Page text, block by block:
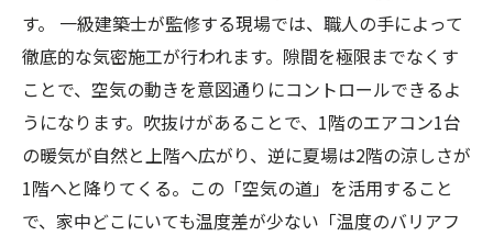
す。 一級建築士が監修する現場では、職人の手によって
徹底的な気密施工が行われます。隙間を極限までなくす
ことで、空気の動きを意図通りにコントロールできるよ
うになります。吹抜けがあることで、1階のエアコン1台
の暖気が自然と上階へ広がり、逆に夏場は2階の涼しさが
1階へと降りてくる。この「空気の道」を活用すること
で、家中どこにいても温度差が少ない「温度のバリアフ